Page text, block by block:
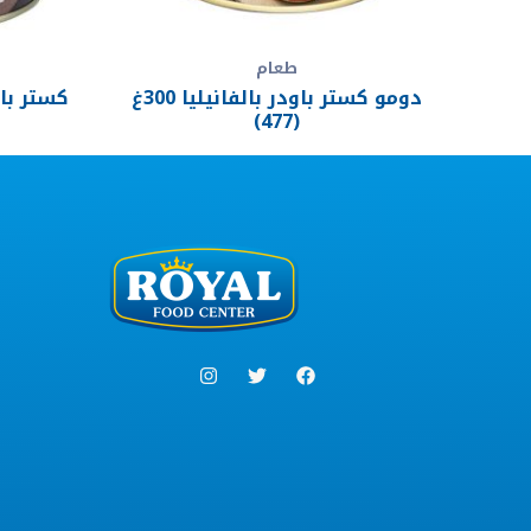
طعام
دومو كستر باودر بالفانيليا 300غ
(477)